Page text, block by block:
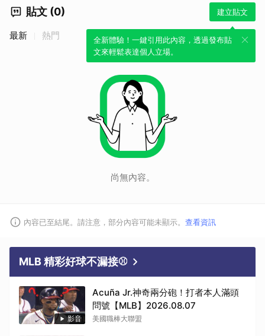
貼文 (0) 建立貼文
全新體驗！一鍵引用此內容，透過發布貼
文來輕鬆表達個人立場。
最新 熱門
尚無內容。
內容已至結尾。請注意，部分內容可能未顯示。 查看資訊
MLB 精彩好球不漏接⚾
影音
Acuña Jr.神奇兩分砲！打者本人滿頭
問號【MLB】2026.08.07
美國職棒大聯盟